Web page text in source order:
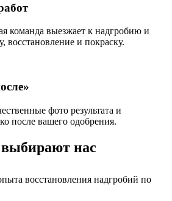
команда выезжает к надгробию и
восстановление и покраску.
фото результата и
после вашего одобрения.
нас
восстановления надгробий по